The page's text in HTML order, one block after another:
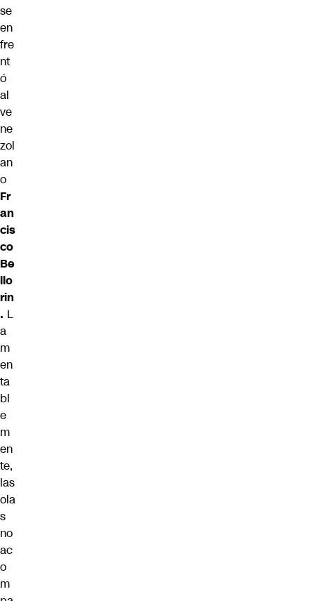
se
en
fre
nt
ó
al
ve
ne
zol
an
o
Fr
an
cis
co
Be
llo
rin
. L
a
m
en
ta
bl
e
m
en
te,
las
ola
s
no
ac
o
m